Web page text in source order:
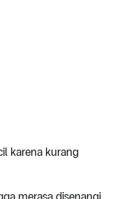
karena kurang